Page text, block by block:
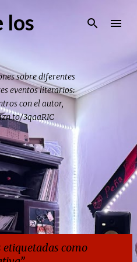
principal
los
sobre diferentes
eventos literarios:
con el autor,
3qaaRIC
como